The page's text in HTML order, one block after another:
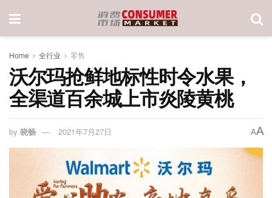
Home 全行业 零售
沃尔玛抢鲜地标性时令水果，
全渠道百余城上市炎陵黄桃
by 晓畅 2021年7月27日 AA